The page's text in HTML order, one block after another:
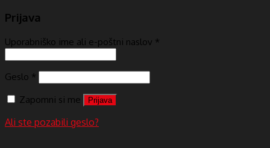
Prijava
Uporabniško ime ali e-poštni naslov *
Geslo *
Zapomni si me
Prijava
Ali ste pozabili geslo?